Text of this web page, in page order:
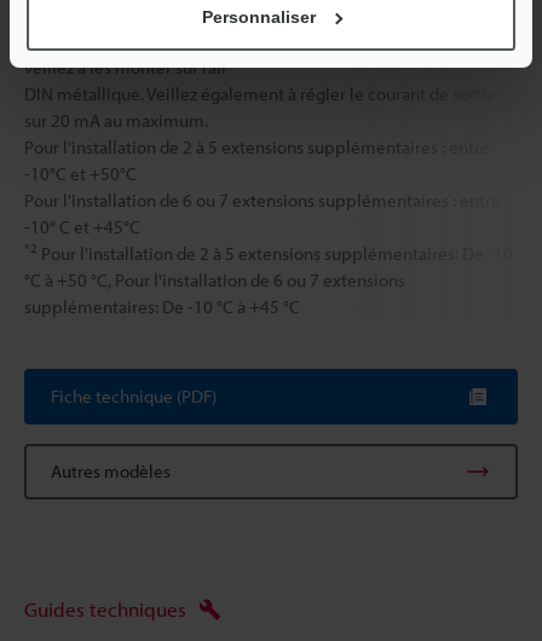
Personnaliser
température ambiante applicable varie selon les conditions
veillez à les monter sur rail
DIN métallique. Veillez également à régler le courant de sortie
sur 20 mA au maximum.
Pour l'installation de 2 à 5 extensions supplémentaires : entre
-10°C et +50°C
Pour l'installation de 6 ou 7 extensions supplémentaires : entre
-10° C et +45°C
*2 Pour l'installation de 2 à 5 extensions supplémentaires: De -10
°C à +50 °C, Pour l'installation de 6 ou 7 extensions
supplémentaires: De -10 °C à +45 °C
Fiche technique (PDF)
Autres modèles
Guides techniques